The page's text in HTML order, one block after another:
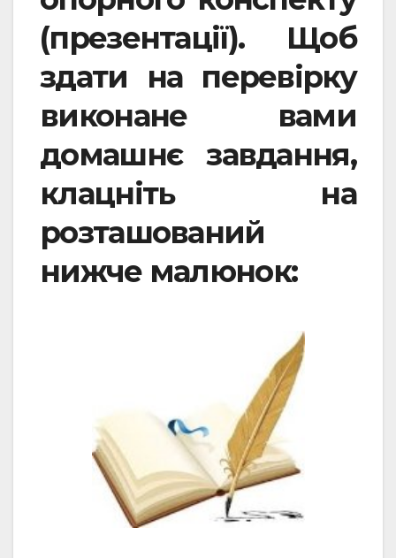
(презентації). Щоб
здати на перевірку
виконане вами
домашнє завдання,
клацніть на
розташований
нижче малюнок: